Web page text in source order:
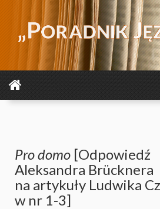
Pro domo [Odpowiedź
Aleksandra Brücknera
na artykuły Ludwika
w nr 1-3]